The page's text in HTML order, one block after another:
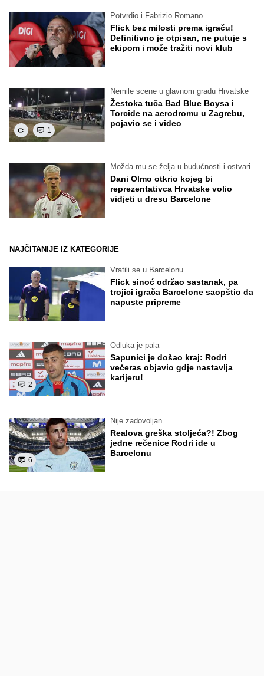
Potvrdio i Fabrizio Romano
Flick bez milosti prema igraču!
Definitivno je otpisan, ne putuje s
ekipom i može tražiti novi klub
1
Nemile scene u glavnom gradu Hrvatske
Žestoka tuča Bad Blue Boysa i
Torcide na aerodromu u Zagrebu,
pojavio se i video
Možda mu se želja u budućnosti i ostvari
Dani Olmo otkrio kojeg bi
reprezentativca Hrvatske volio
vidjeti u dresu Barcelone
NAJČITANIJE IZ KATEGORIJE
Vratili se u Barcelonu
Flick sinoć održao sastanak, pa
trojici igrača Barcelone saopštio da
napuste pripreme
2
Odluka je pala
Sapunici je došao kraj: Rodri
večeras objavio gdje nastavlja
karijeru!
6
Nije zadovoljan
Realova greška stoljeća?! Zbog
jedne rečenice Rodri ide u
Barcelonu